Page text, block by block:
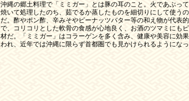
沖縄の郷土料理で「ミミガー」とは豚の耳のこと。火であぶっ
焼いて処理したのち、茹でるか蒸したものを細切りにして使う
だ。酢やポン酢、辛みそやピーナッツバター等の和え物が代表
で、コリコリとした軟骨の食感が心地良く、お酒のツマミにも
材だ。「ミミガー」はコラーゲンを多く含み、健康や美容に効
われ、近年では沖縄に限らず首都圏でも見かけられるようになっ